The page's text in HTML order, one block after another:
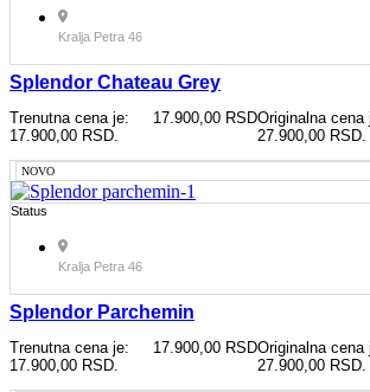
Kralja Petra 46
Splendor Chateau Grey
Originalna cena
27.900,00 RSD.
17.900,00 RSD
Trenutna cena je:
17.900,00 RSD.
NOVO
Status
Kralja Petra 46
Splendor Parchemin
Originalna cena
27.900,00 RSD.
17.900,00 RSD
Trenutna cena je:
17.900,00 RSD.